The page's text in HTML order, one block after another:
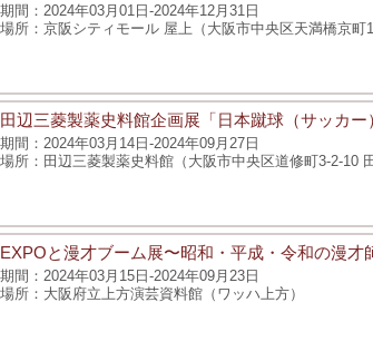
2024年03月01日-2024年12月31日
京阪シティモール 屋上（大阪市中央区天満橋京町
田辺三菱製薬史料館企画展「日本蹴球（サッカー
2024年03月14日-2024年09月27日
田辺三菱製薬史料館（大阪市中央区道修町3-2-10
EXPOと漫才ブーム展〜昭和・平成・令和の漫才
2024年03月15日-2024年09月23日
大阪府立上方演芸資料館（ワッハ上方）